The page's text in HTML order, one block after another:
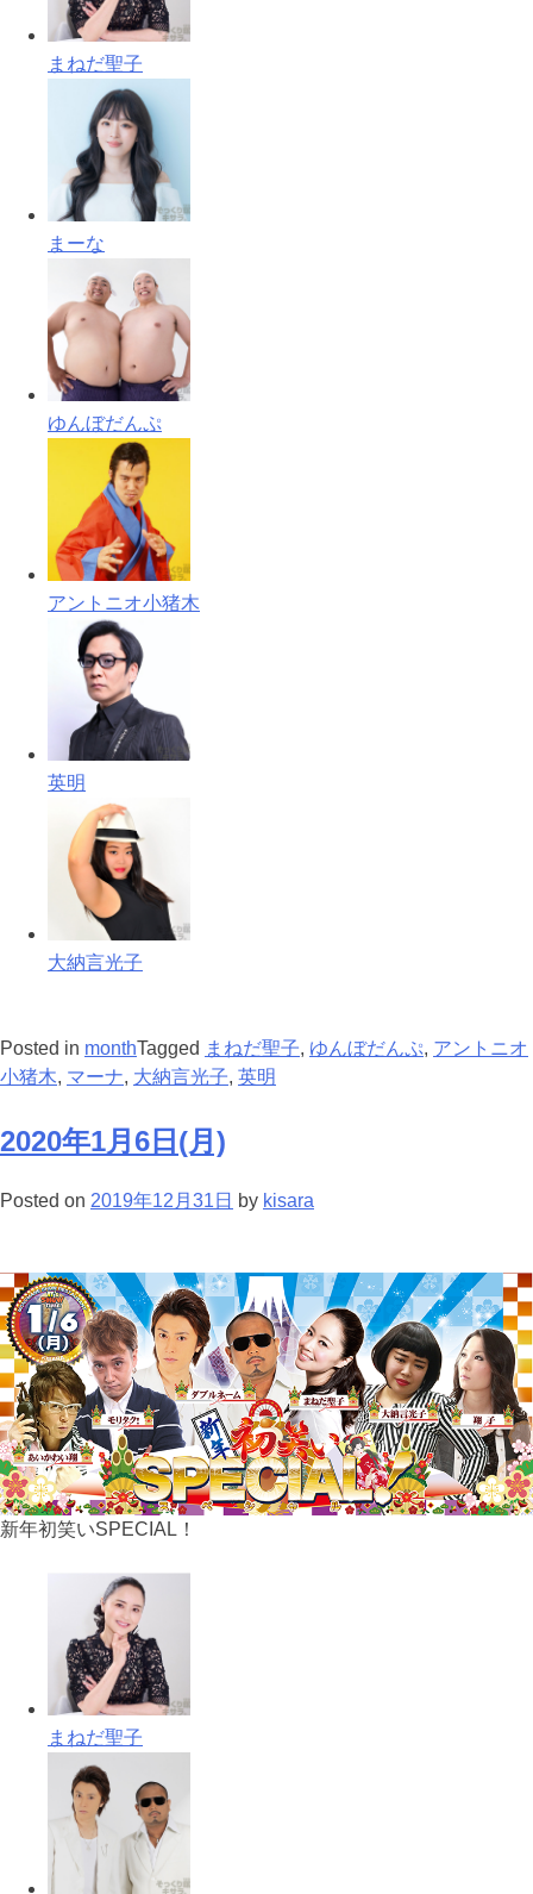
まねだ聖子
まーな
ゆんぼだんぷ
アントニオ小猪木
英明
大納言光子
Posted in monthTagged まねだ聖子, ゆんぼだんぷ, アントニオ
小猪木, マーナ, 大納言光子, 英明
2020年1月6日(月)
Posted on 2019年12月31日 by kisara
新年初笑いSPECIAL！
まねだ聖子